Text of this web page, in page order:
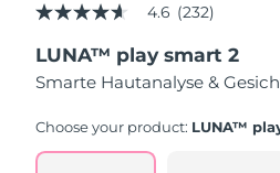
4.6
5
Sternen,
Durchschnittswert
Bewertung.
232
4.6 (232)
LUNA™ play smart 2
Smarte Hautanalyse &
Choose your product: LUNA™